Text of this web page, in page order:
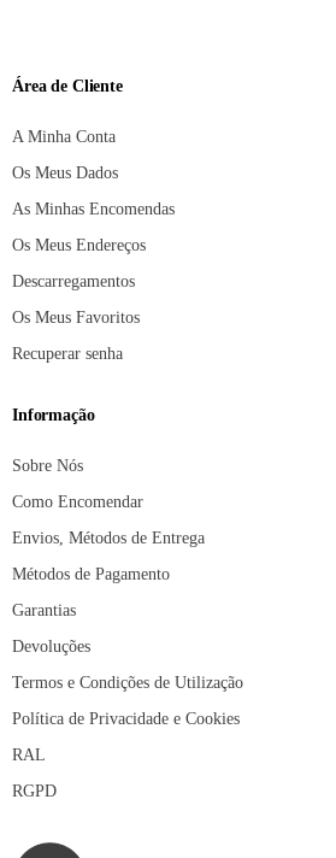
Área de Cliente
A Minha Conta
Os Meus Dados
As Minhas Encomendas
Os Meus Endereços
Descarregamentos
Os Meus Favoritos
Recuperar senha
Informação
Sobre Nós
Como Encomendar
Envios, Métodos de Entrega
Métodos de Pagamento
Garantias
Devoluções
Termos e Condições de Utilização
Política de Privacidade e Cookies
RAL
RGPD